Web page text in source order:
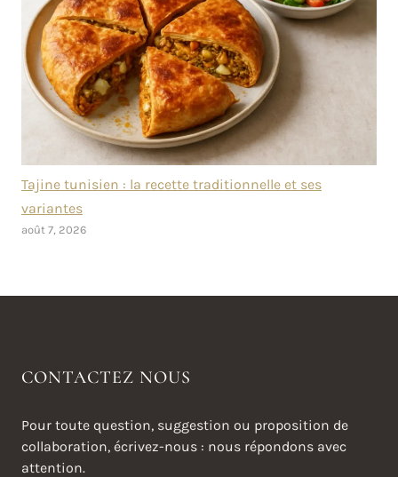
Tajine tunisien : la recette traditionnelle et ses
variantes
août 7, 2026
CONTACTEZ NOUS
Pour toute question, suggestion ou proposition de
collaboration, écrivez-nous : nous répondons avec
attention.